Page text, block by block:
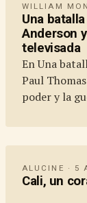
WILLIAM
Una
Anderson
televisada
En Una
Paul
poder y la
ALUCINE · 5
Cali, un